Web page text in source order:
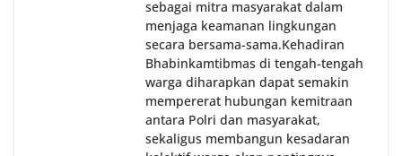
sebagai mitra masyarakat dalam
menjaga keamanan lingkungan
secara bersama-sama.‎‎Kehadiran
Bhabinkamtibmas di tengah-tengah
warga diharapkan dapat semakin
mempererat hubungan kemitraan
antara Polri dan masyarakat,
sekaligus membangun kesadaran